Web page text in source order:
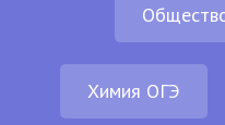
Химия ОГЭ